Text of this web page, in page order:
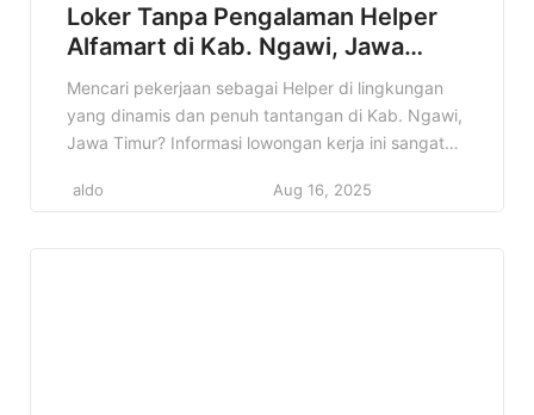
Loker Tanpa Pengalaman Helper
Alfamart di Kab. Ngawi, Jawa
Timur Terbaru Tahun 2025
Mencari pekerjaan sebagai Helper di lingkungan
yang dinamis dan penuh tantangan di Kab. Ngawi,
Jawa Timur? Informasi lowongan kerja ini sangat
terkemuka di Indonesia, membuka kesempatan
aldo Aug 16, 2025